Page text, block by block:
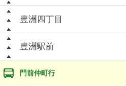
豊洲四丁目
豊洲駅前
門前仲町行